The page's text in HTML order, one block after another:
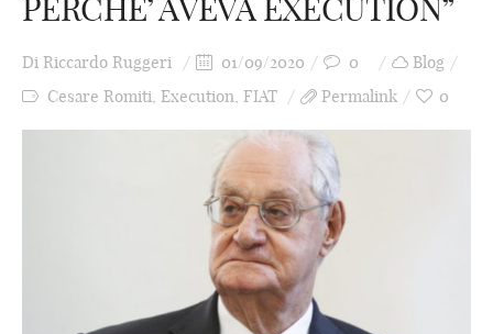
PERCHE’ AVEVA EXECUTION”
Di Riccardo Ruggeri 01/09/2020 0
Blog
Cesare Romiti, Execution, FIAT Permalink 0